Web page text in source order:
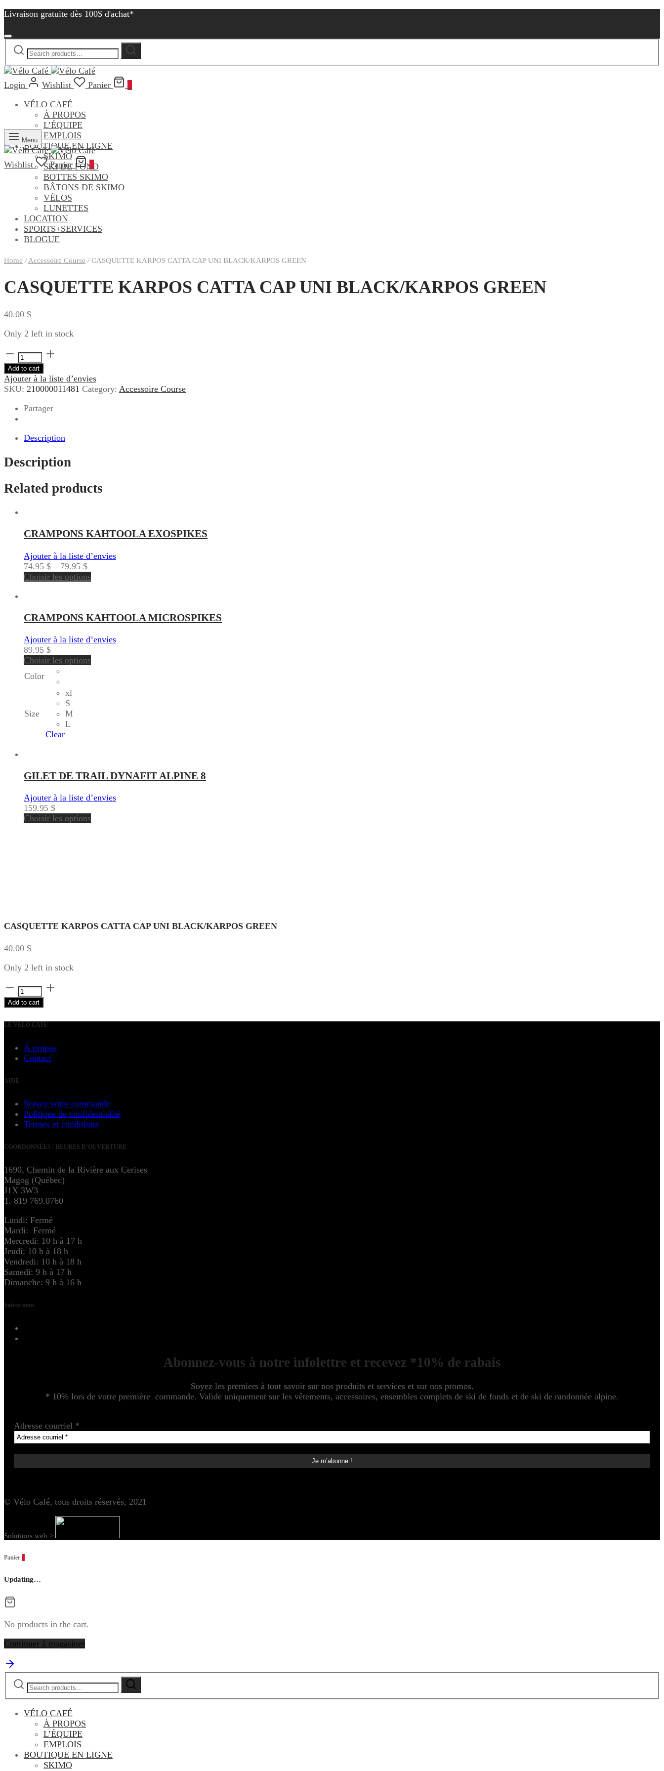
Livraison gratuite dès 100$ d'achat*
Search
for:
Search
Login Wishlist Panier
VÉLO CAFÉ
À PROPOS
L’ÉQUIPE
EMPLOIS
BOUTIQUE EN LIGNE
SKIMO
SKI DE FOND
BOTTES SKIMO
BÂTONS DE SKIMO
VÉLOS
LUNETTES
LOCATION
SPORTS+SERVICES
BLOGUE
Menu
Wishlist Panier
Home / Accessoire Course /CASQUETTE KARPOS CATTA CAP UNI BLACK/KARPOS GREEN
CASQUETTE KARPOS CATTA CAP UNI BLACK/KARPOS GREEN
40.00 $
Only 2 left in stock
CASQUETTE
KARPOS
CATTA
CAP
UNI
BLACK/KARPOS
GREEN
Add to cart
Ajouter à la liste d’envies
SKU: 210000011481 Category: Accessoire Course
Partager
Description
Description
Related products
CRAMPONS KAHTOOLA EXOSPIKES
Ajouter à la liste d’envies
74.95 $ – 79.95 $
Choisir les options
CRAMPONS KAHTOOLA MICROSPIKES
Ajouter à la liste d’envies
89.95 $
Choisir les options
Color
Size
xl
S
M
L
Clear
GILET DE TRAIL DYNAFIT ALPINE 8
Ajouter à la liste d’envies
159.95 $
Choisir les options
CASQUETTE KARPOS CATTA CAP UNI BLACK/KARPOS GREEN
40.00 $
Only 2 left in stock
CASQUETTE
KARPOS
CATTA
UNI
GREEN
quantity
Add to cart
LE VÉLO CAFÉ
À propos
Contact
AIDE
Suivez votre commande
Politique de confidentialité
Termes et conditions
COORDONNÉES / HEURES D’OUVERTURE
1690, Chemin de la Rivière aux Cerises
Magog (Québec)
J1X 3W3
T. 819 769.0760
Lundi: Fermé
Mardi: Fermé
Mercredi: 10 h à 17 h
Jeudi: 10 h à 18 h
Vendredi: 10 h à 18 h
Samedi: 9 h à 17 h
Dimanche: 9 h à 16 h
Suivez-nous
Abonnez-vous à notre infolettre et recevez *10% de rabais
Soyez les premiers à tout savoir sur nos produits et services et sur nos promos.
* 10% lors de votre première commande. Valide uniquement sur les vêtements, accessoires, ensembles complets de ski de fonds et de ski de randonnée alpine.
Adresse courriel *
© Vélo Café, tous droits réservés, 2021
Solutions web >
Panier
Updating…
No products in the cart.
Continuer à magasiner
Search
for:
Search
VÉLO CAFÉ
À PROPOS
L’ÉQUIPE
EMPLOIS
BOUTIQUE EN LIGNE
SKIMO